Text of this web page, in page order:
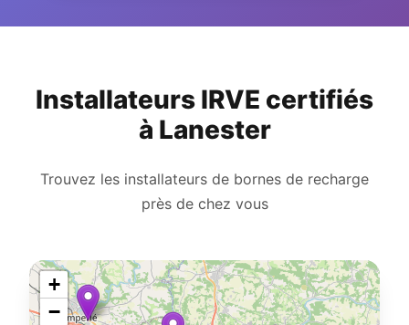
Installateurs IRVE certifiés
à Lanester
Trouvez les installateurs de bornes de recharge
près de chez vous
+
−